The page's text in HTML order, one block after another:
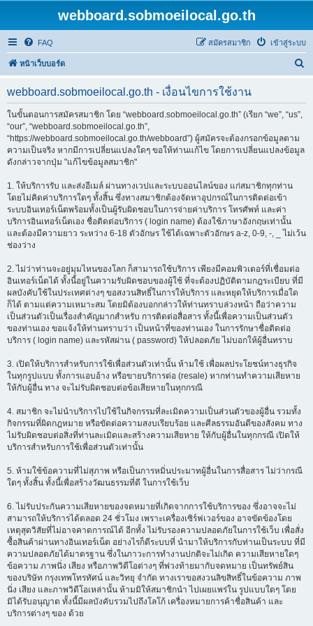
webboard.sobmoeilocal.go.th
FAQ เข้าสู่ระบบ
สมัครสมาชิก
หน้าเว็บบอร์ด
webboard.sobmoeilocal.go.th - เงื่อนไขการใช้งาน
ในขั้นตอนการสมัครสมาชิก โดย “webboard.sobmoeilocal.go.th” (เรียก “we”, “us”,
“our”, “webboard.sobmoeilocal.go.th”,
“https://webboard.sobmoeilocal.go.th/webboard”) ผู้สมัครจะต้องกรอกข้อมูลตาม
ความเป็นจริง หากมีการเปลี่ยนแปลงใดๆ ขอให้ท่านแก้ไข โดยการเปลี่ยนแปลงข้อมูล
ดังกล่าวจากปุ่ม "แก้ไขข้อมูลสมาชิก"
1. ให้บริการรับ และส่งอีเมล์ ผ่านทางเวปและระบบออนไลน์ของ แก่สมาชิกทุกท่าน
โดยไม่คิดค่าบริการใดๆ ทั้งสิ้น ซึ่งทางสมาชิกต้องจัดหาอุปกรณ์ในการติดต่อเข้า
ระบบอินเทอร์เน็ตพร้อมทั้งเป็นผู้รับผิดชอบในการจ่ายค่าบริการ โทรศัพท์ และค่า
บริการอินเทอร์เน็ตเอง ชื่อติดต่อบริการ ( login name) ต้องใช้ภาษาอังกฤษเท่านั้น
และต้องมีความยาว ระหว่าง 6-18 ตัวอักษร ใช้ได้เฉพาะตัวอักษร a-z, 0-9, -, _ ไม่เว้น
ช่องว่าง
2. ไม่ว่าท่านจะอยู่มุมไหนของโลก ก็สามารถใช้บริการ เพียงมีคอมพิวเตอร์ที่เชื่อมต่อ
อินเทอร์เน็ตได้ ทั้งนี้อยู่ในความรับผิดชอบของผู้ใช้ ที่จะต้องปฏิบัติตามกฎระเบียบ ที่มี
ผลบังคับใช้ในประเทศต่างๆ ขอสงวนสิทธิ์ในการให้บริการ และหยุดให้บริการเมื่อใด
ก็ได้ ตามแต่ความเหมาะสม โดยมิต้องบอกกล่าวให้ท่านทราบล่วงหน้า ถือว่าความ
เป็นส่วนตัวเป็นเรื่องสำคัญมากสำหรับ การติดต่อสื่อสาร ทั้งนี้เพื่อความเป็นส่วนตัว
ของท่านเอง ขอแจ้งให้ท่านทราบว่า เป็นหน้าที่ของท่านเอง ในการรักษาชื่อติดต่อ
บริการ ( login name) และรหัสผ่าน ( password) ให้ปลอดภัย ไม่บอกให้ผู้อื่นทราบ
3. เปิดให้บริการสำหรับการใช้เพื่อส่วนตัวเท่านั้น ห้ามใช้ เพื่อผลประโยชน์ทางธุรกิจ
ในทุกรูปแบบ ทั้งการแอบอ้าง หรือขายบริการต่อ (resale) หากท่านทำความเสียหาย
ให้กับผู้อื่น ทาง จะไม่รับผิดชอบต่อข้อเสียหายในทุกกรณี
4. สมาชิก จะไม่นำบริการไปใช้ในกิจกรรมที่ละเมิดความเป็นส่วนตัวของผู้อื่น รวมทั้ง
กิจกรรมที่ผิดกฎหมาย หรือขัดต่อความสงบเรียบร้อย และศีลธรรมอันดีของสังคม ทาง
ไม่รับผิดชอบต่อสิ่งที่ท่านละเมิดและสร้างความเสียหาย ให้กับผู้อื่นในทุกกรณี เปิดให้
บริการสำหรับการใช้เพื่อส่วนตัวเท่านั้น
5. ห้ามใช้ข้อความที่ไม่สุภาพ หรือเป็นการหมิ่นประมาทผู้อื่นในการสื่อสาร ไม่ว่ากรณี
ใดๆ ทั้งสิ้น ทั้งนี้เพื่อสร้างวัฒนธรรมที่ดี ในการใช้เว็บ
6. ไม่รับประกันความเสียหายของจดหมายที่เกิดจากการใช้บริการของ ซึ่งอาจจะไม่
สามารถให้บริการได้ตลอด 24 ชั่วโมง เพราะเครื่องเซิร์ฟเวอร์ของ อาจขัดข้องโดย
เหตุสุดวิสัยที่ไม่อาจคาดการณ์ได้ อีกทั้ง ไม่รับรองความปลอดภัยในการใช้เว็บ เพื่อสั่ง
ซื้อสินค้าผ่านทางอินเทอร์เน็ต อย่างไรก็ดีระบบที่ นำมาให้บริการกับท่านเป็นระบบ ที่มี
ความปลอดภัยได้มาตรฐาน ซึ่งในภาวะการทำงานปกติจะไม่เกิด ความเสียหายใดๆ
ข้อความ ภาพนิ่ง เสียง หรือภาพวิดีโอต่างๆ ที่พ่วงท้ายมากับจดหมาย เป็นทรัพย์สิน
ของบริษัท กรุงเทพโทรทัศน์ และวิทยุ จำกัด ทางเราขอสงวนลิขสิทธิ์ในข้อความ ภาพ
นิ่ง เสียง และภาพวิดีโอเหล่านั้น ห้ามมิให้สมาชิกนำ ไปเผยแพร่ใน รูปแบบใดๆ โดย
มิได้รับอนุญาต ทั้งนี้มีผลบังคับรวมไปถึงโลโก้ เครื่องหมายการค้าชื่อสินค้า และ
บริการต่างๆ ของ ด้วย